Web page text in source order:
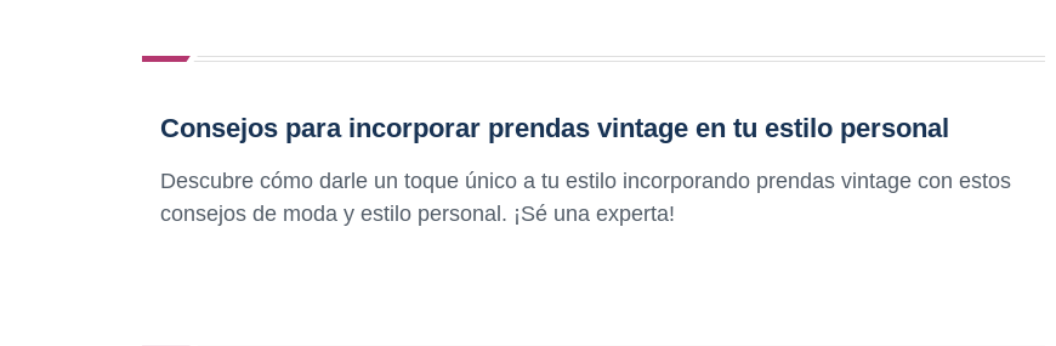
Consejos para incorporar prendas vintage en tu estilo personal
Descubre cómo darle un toque único a tu estilo incorporando prendas vintage con estos
consejos de moda y estilo personal. ¡Sé una experta!